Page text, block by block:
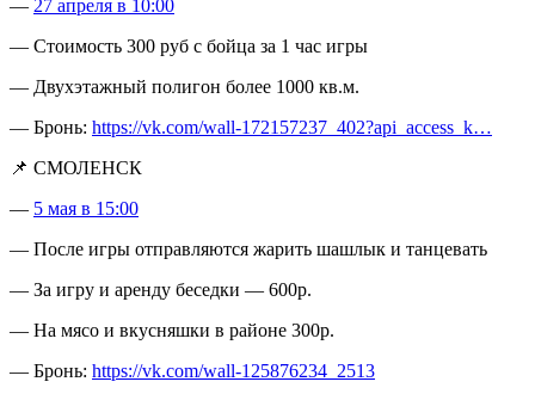
— 27 апреля в 10:00
— Стоимость 300 руб с бойца за 1 час игры
— Двухэтажный полигон более 1000 кв.м.
— Бронь: https://vk.com/wall-172157237_402?api_access_k…
📌 СМОЛЕНСК
— 5 мая в 15:00
— После игры отправляются жарить шашлык и танцевать
— За игру и аренду беседки — 600р.
— На мясо и вкусняшки в районе 300р.
— Бронь: https://vk.com/wall-125876234_2513